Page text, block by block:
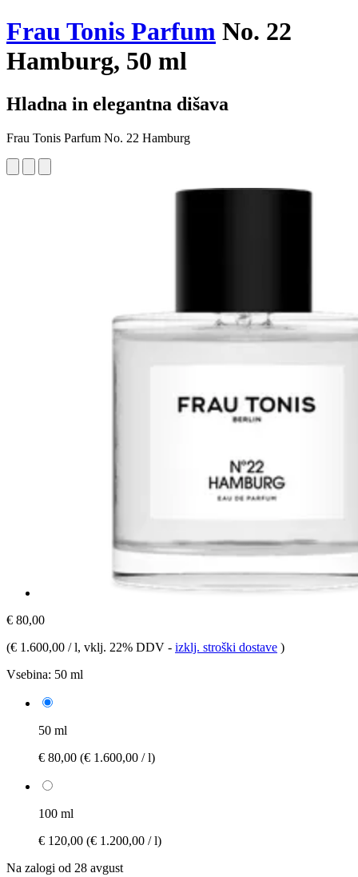
Frau Tonis Parfum No. 22
Hamburg, 50 ml
Hladna in elegantna dišava
Frau Tonis Parfum No. 22 Hamburg
€ 80,00
(€ 1.600,00 / l, vklj. 22% DDV - izklj. stroški dostave )
Vsebina: 50 ml
50 ml
€ 80,00 (€ 1.600,00 / l)
100 ml
€ 120,00 (€ 1.200,00 / l)
Na zalogi od 28 avgust